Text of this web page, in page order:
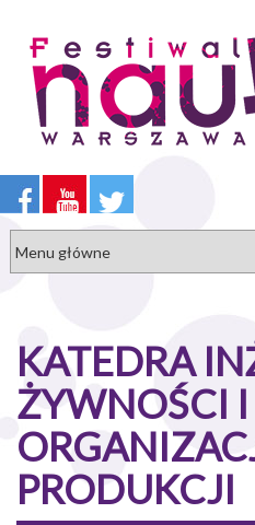
treści
KATEDRA
ŻYWNOŚCI I
PRODUKCJI